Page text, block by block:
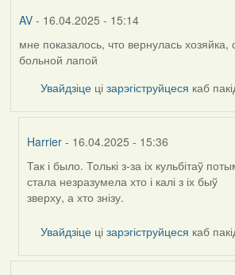
AV- 16.04.2025 - 15:14
мне показалось, что вернулась хозяйка,
больной лапой
Увайдзіце цізарэгіструйцеся каб
Harrier - 16.04.2025 - 15:36
In
reply
to
AV
Так і было. Толькі з-за іх кульбітаў
стала незразумела хто і калі з іх быў
зверху, а хто знізу.
Увайдзіце цізарэгіструйцеся каб